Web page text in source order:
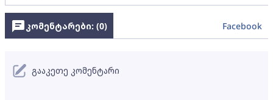
კომენტარები: (0) Facebook
გააკეთე კომენტარი